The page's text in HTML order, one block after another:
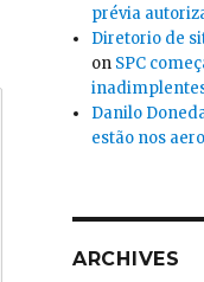
prévia
Diretorio de
on SPC
Danilo
estão nos
ARCHIVES